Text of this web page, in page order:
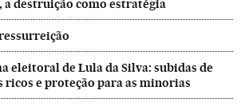
a destruição como estratégia
eleitoral de Lula da Silva: subidas de
ricos e proteção para as minorias